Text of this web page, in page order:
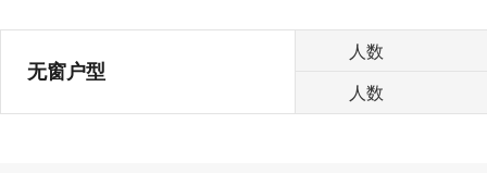
无窗户型
人数
人数